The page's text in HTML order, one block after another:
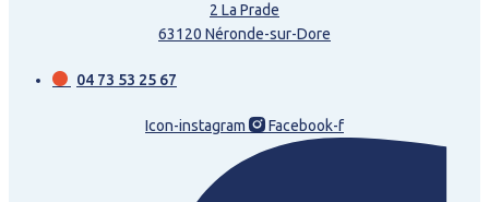
2 La Prade
63120 Néronde-sur-Dore
04 73 53 25 67
Icon-instagram Facebook-f